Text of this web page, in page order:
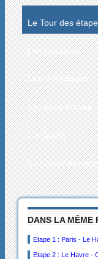
Le Tour des
Les palmarès
Les statistiques
Les villes étapes
L’actualité
Les
DANS LA MÊME
Etape 1 : Paris - Le
Etape 2 : Le Havre -